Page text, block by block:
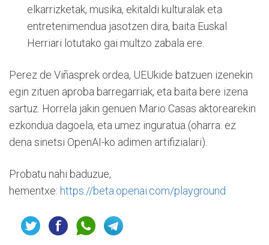
elkarrizketak, musika, ekitaldi kulturalak eta
entretenimendua jasotzen dira, baita Euskal
Herriari lotutako gai multzo zabala ere.
Perez de Viñasprek ordea, UEUkide batzuen izenekin
egin zituen aproba barregarriak, eta baita bere izena
sartuz. Horrela jakin genuen Mario Casas aktorearekin
ezkondua dagoela, eta umez inguratua (oharra: ez
dena sinetsi OpenAI-ko adimen artifizialari).
Probatu nahi baduzue,
hementxe: https://beta.openai.com/playground